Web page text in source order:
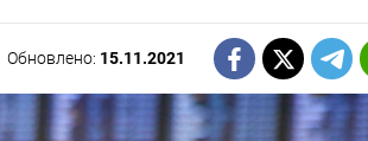
Обновлено: 15.11.2021